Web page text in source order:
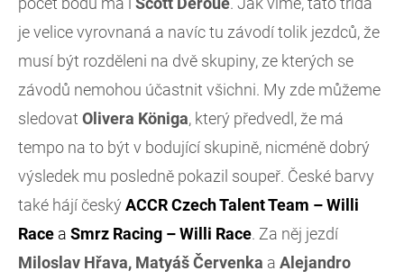
je velice vyrovnaná a navíc tu závodí tolik jezdců, že
musí být rozděleni na dvě skupiny, ze kterých se
závodů nemohou účastnit všichni. My zde můžeme
sledovat Olivera Königa, který předvedl, že má
tempo na to být v bodující skupině, nicméně dobrý
výsledek mu posledně pokazil soupeř. České barvy
také hájí český ACCR Czech Talent Team – Willi
Race a Smrz Racing – Willi Race. Za něj jezdí
Miloslav Hřava, Matyáš Červenka a Alejandro